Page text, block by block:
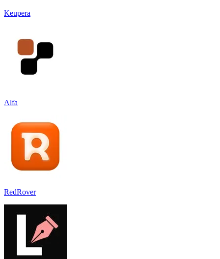
Keupera
Alfa
RedRover